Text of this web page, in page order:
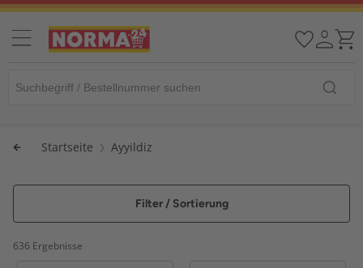
Startseite Ayyildiz
Filter / Sortierung
636 Ergebnisse